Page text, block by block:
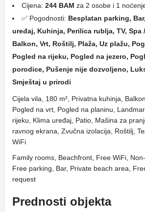
Cijena: 244 BAM za 2 osobe i 1
✅ Pogodnosti: Besplatan parking,
uređaj, Kuhinja, Perilica rublja, TV, Spa
Balkon, Vrt, Roštilj, Plaža, Uz plažu,
Pogled na rijeku, Pogled na jezero,
porodice, Pušenje nije dozvoljeno,
Smještaj u prirodi
Cijela vila, 180 m², Privatna kuhinja,
Pogled na vrt, Pogled na planinu,
rijeku, Klima uređaj, Patio, Mašina za
ravnog ekrana, Zvučna izolacija, Roštilj,
WiFi
Family rooms, Beachfront, Free WiFi,
Free parking, Bar, Private beach area,
request
Prednosti objekta